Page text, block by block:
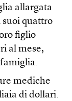
allargata
suoi quattro
figlio
al mese,
mediche
di dollari.